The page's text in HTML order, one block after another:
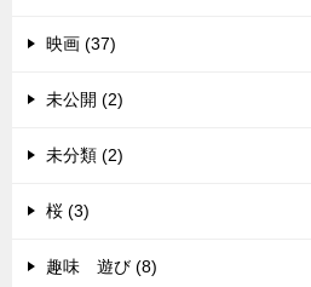
映画 (37)
未公開 (2)
未分類 (2)
桜 (3)
趣味 遊び (8)